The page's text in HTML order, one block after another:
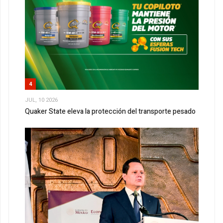
4
JUL, 10 2026
Quaker State eleva la protección del transporte pesado